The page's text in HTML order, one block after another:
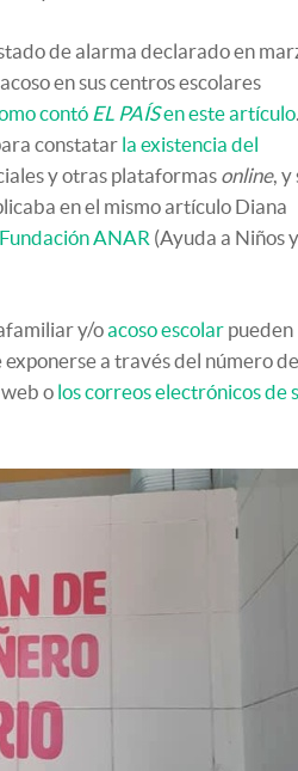
de alarma declarado en
en sus centros escolares
contó EL PAÍSen este artículo
constatar la existencia del
y otras plataformas online, y
en el mismo artículo Diana
Fundación ANAR (Ayuda a Niños y
y/oacoso escolar pueden
a través del número de
o los correos electrónicos de